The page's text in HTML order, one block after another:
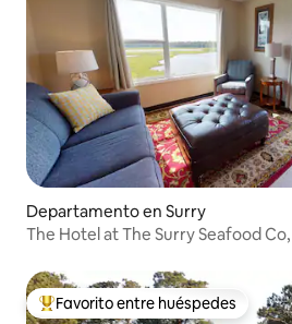
Departamento en Surry
The Hotel at The Surry Seafood
De los mejores en Favorito entre
Favorito entre huéspedes